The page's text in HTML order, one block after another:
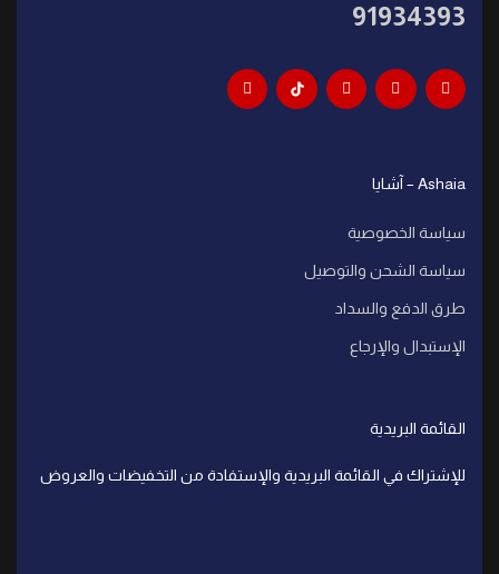
91934393
Ashaia – آشايا
سياسة الخصوصية
سياسة الشحن والتوصيل
طرق الدفع والسداد
الإستبدال والإرجاع
القائمة البريدية
للإشتراك في القائمة البريدية والإستفادة من التخفيضات والعروض